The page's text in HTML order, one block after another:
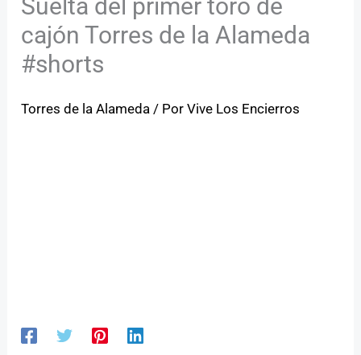
Suelta del primer toro de
cajón Torres de la Alameda
#shorts
Torres de la Alameda / PorVive Los Encierros